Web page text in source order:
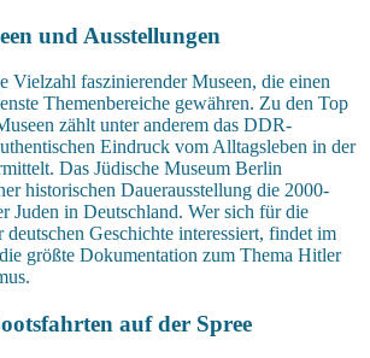
und Ausstellungen
Vielzahl faszinierender Museen, die einen
Themenbereiche gewähren. Zu den Top
zählt unter anderem das DDR-
Eindruck vom Alltagsleben in der
Das Jüdische Museum Berlin
historischen Dauerausstellung die 2000-
Juden in Deutschland. Wer sich für die
deutschen Geschichte interessiert, findet im
größte Dokumentation zum Thema Hitler
auf der Spree